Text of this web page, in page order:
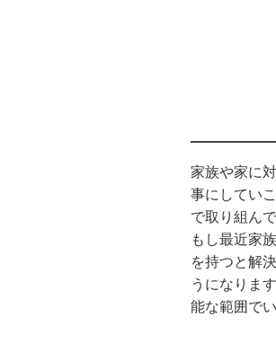
家族や家に
事にしてい
で取り組ん
もし最近家
を持つと解
うになりま
能な範囲で